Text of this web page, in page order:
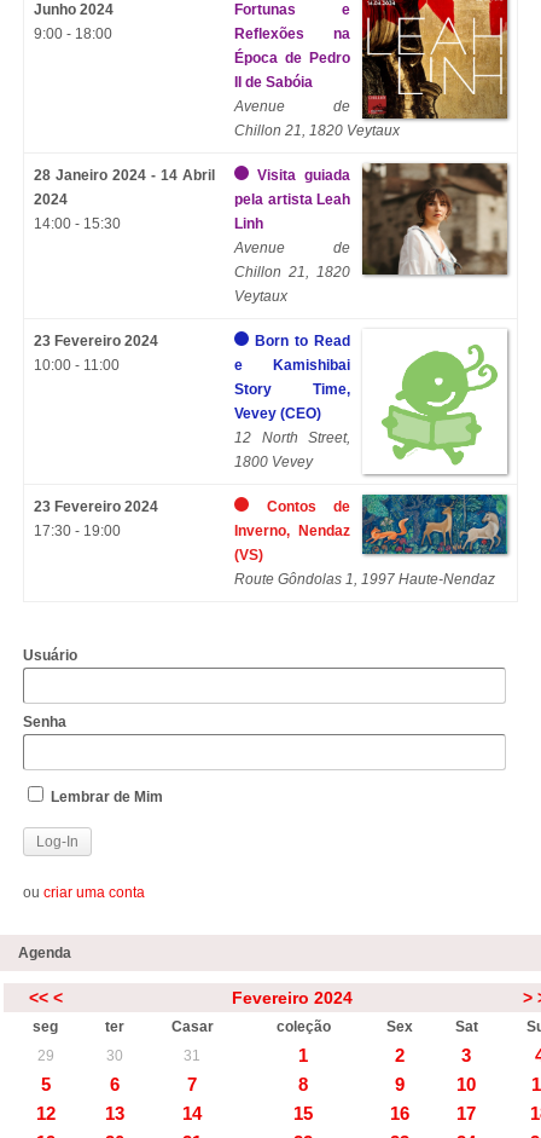
Junho 2024
9:00 - 18:00
Fortunas e
Reflexões na
Época de Pedro
II de Sabóia
Avenue de
Chillon 21, 1820 Veytaux
28 Janeiro 2024 - 14 Abril
2024
14:00 - 15:30
Visita guiada
pela artista Leah
Linh
Avenue de
Chillon 21, 1820
Veytaux
23 Fevereiro 2024
10:00 - 11:00
Born to Read
e Kamishibai
Story Time,
Vevey (CEO)
12 North Street,
1800 Vevey
23 Fevereiro 2024
17:30 - 19:00
Contos de
Inverno, Nendaz
(VS)
Route Gôndolas 1, 1997 Haute-Nendaz
Usuário
Senha
Lembrar de Mim
ou criar uma conta
Agenda
<< < Fevereiro 2024 >
seg ter Casar coleção Sex Sat
29
30 31 1 2 3
5
6 7 8 9 10
12
13 14 15 16 17